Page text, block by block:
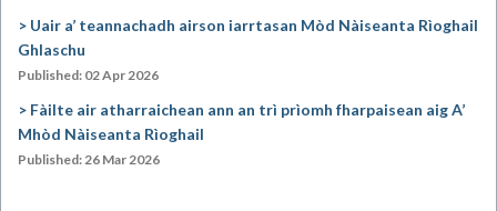
Uair a’ teannachadh airson iarrtasan Mòd Nàiseanta Rìoghail
Ghlaschu
Published: 02 Apr 2026
Fàilte air atharraichean ann an trì prìomh fharpaisean aig A’
Mhòd Nàiseanta Rìoghail
Published: 26 Mar 2026